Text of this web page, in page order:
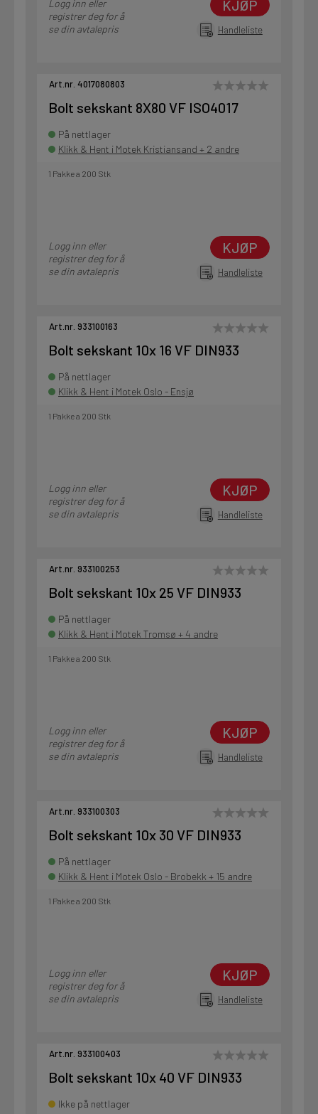
Logg inn eller
registrer deg for å
se din avtalepris
KJØP
Handleliste
Art.nr. 4017080803
Bolt sekskant 8X80 VF ISO4017
På nettlager
Klikk & Hent i Motek Kristiansand + 2 andre
1 Pakke a 200 Stk
Logg inn eller
registrer deg for å
se din avtalepris
KJØP
Handleliste
Art.nr. 933100163
Bolt sekskant 10x 16 VF DIN933
På nettlager
Klikk & Hent i Motek Oslo - Ensjø
1 Pakke a 200 Stk
Logg inn eller
registrer deg for å
se din avtalepris
KJØP
Handleliste
Art.nr. 933100253
Bolt sekskant 10x 25 VF DIN933
På nettlager
Klikk & Hent i Motek Tromsø + 4 andre
1 Pakke a 200 Stk
Logg inn eller
registrer deg for å
se din avtalepris
KJØP
Handleliste
Art.nr. 933100303
Bolt sekskant 10x 30 VF DIN933
På nettlager
Klikk & Hent i Motek Oslo - Brobekk + 15 andre
1 Pakke a 200 Stk
Logg inn eller
registrer deg for å
se din avtalepris
KJØP
Handleliste
Art.nr. 933100403
Bolt sekskant 10x 40 VF DIN933
Ikke på nettlager